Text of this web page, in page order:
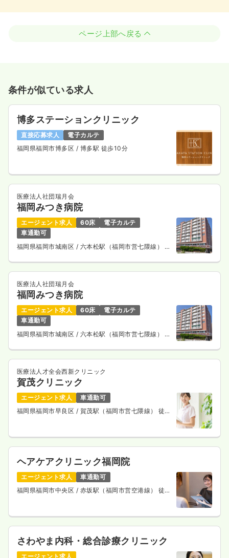
ページ上部へ戻る
条件が似ている求人
博多ステーションクリニック
直接応募求人
電子カルテ
福岡県福岡市博多区 / 博多駅 徒歩10分
医療法人社団瑞月会
福岡みつき病院
エージェント求人 60床
電子カルテ
車通勤可
福岡県福岡市城南区 / 六本松駅（福岡市営七隈線） 徒
医療法人社団瑞月会
福岡みつき病院
エージェント求人 60床
電子カルテ
車通勤可
福岡県福岡市城南区 / 六本松駅（福岡市営七隈線） 徒
医療法人才全会西新クリニック
賀茂クリニック
エージェント求人
車通勤可
福岡県福岡市早良区 / 賀茂駅（福岡市営七隈線） 徒歩
ヘアケアクリニック福岡院
エージェント求人
車通勤可
福岡県福岡市中央区 / 赤坂駅（福岡市営空港線） 徒歩
さわやま内科・総合診療クリニック
エージェント求人